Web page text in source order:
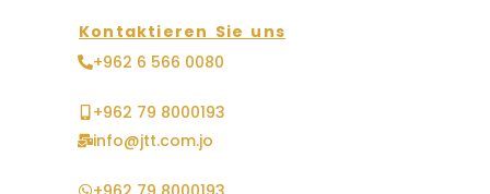
Kontaktieren Sie uns
+962 6 566 0080
+962 79 8000193
info@jtt.com.jo